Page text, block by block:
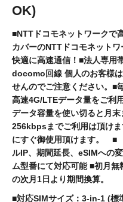
OK)
■NTTドコモネットワークで
カバーのNTTドコモネット
快適に高速通信！■法人専用
docomo回線 個人のお客様
せんのでご注意ください。■
高速4G/LTEデータ量をご利
データ容量を使い切ると月末
256kbpsまでご利用は頂け
にすぐ御使用頂けます。 ■
ルIP、期間延長、eSIMへの
ム型番にて対応可能 ■初月無
の次月1日より期間換算。
■対応SIMサイズ：3-in-1 (標